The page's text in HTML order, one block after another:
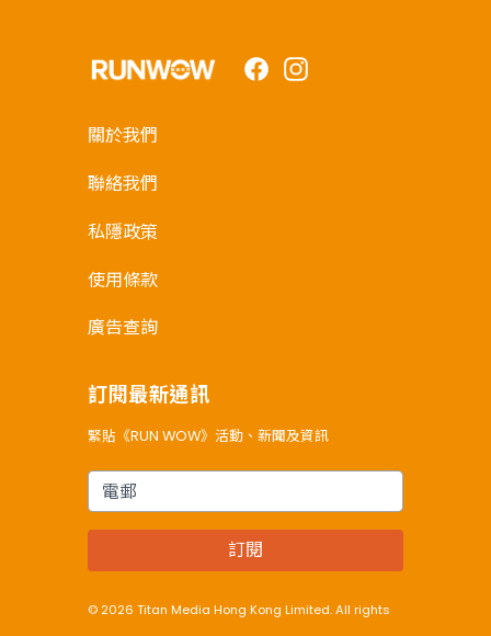
FacebookInstagram
關於我們
聯絡我們
私隱政策
使用條款
廣告查詢
訂閱最新通訊
緊貼《RUN WOW》活動、新聞及資訊
電郵
訂閱
© 2026 Titan Media Hong Kong Limited. All rights